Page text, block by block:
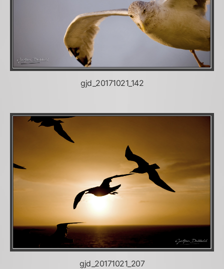
gjd_20171021_142
gjd_20171021_207